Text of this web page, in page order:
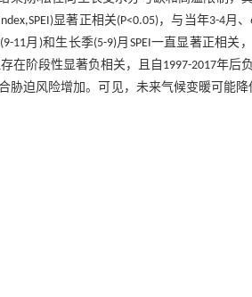
显著正相关(P<0.05)，与当年3-4月
月)和生长季(5-9)月SPEI一直显著正相关
在阶段性显著负相关，且自1997-2017年后
胁迫风险增加。可见，未来气候变暖可能